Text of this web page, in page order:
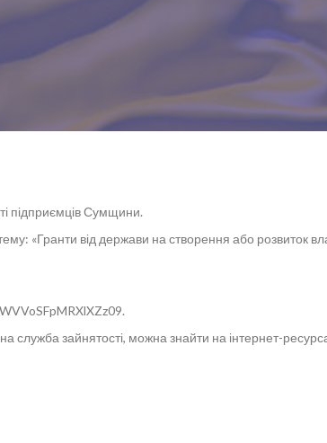
підприємців Сумщини.
«Гранти від держави на створення або розвиток
служба зайнятості, можна знайти на інтернет-